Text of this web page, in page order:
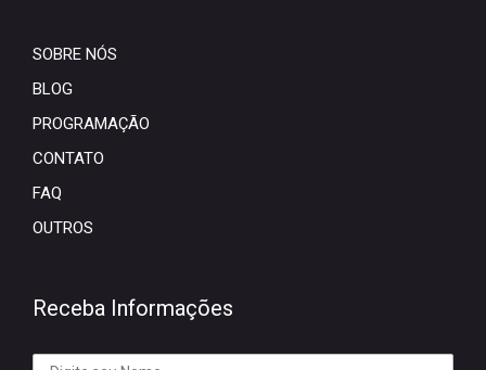
SOBRE NÓS
BLOG
PROGRAMAÇÃO
CONTATO
FAQ
OUTROS
Receba Informações